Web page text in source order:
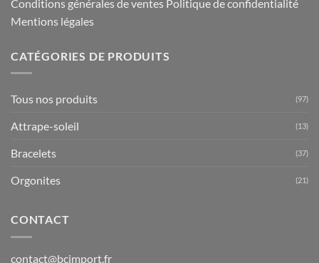
Conditions générales de ventes Politique de confidentialité
Mentions légales
CATÉGORIES DE PRODUITS
Tous nos produits (97)
Attrape-soleil (13)
Bracelets (37)
Orgonites (21)
CONTACT
contact@bcimport.fr